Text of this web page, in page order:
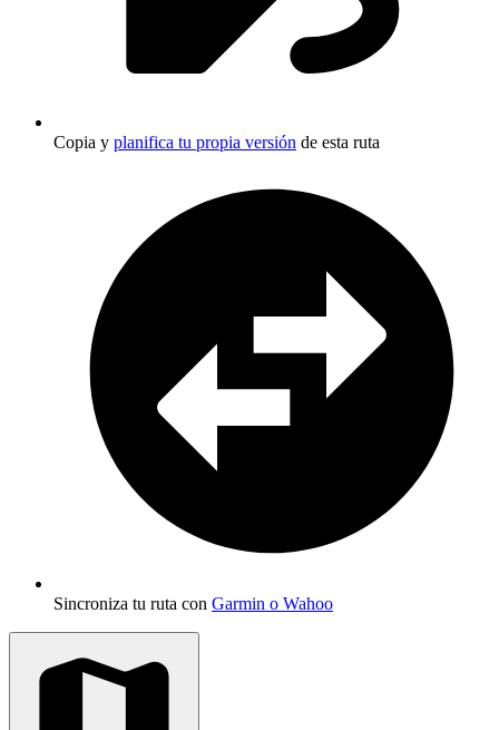
Copia y planifica tu propia versión de esta ruta
Sincroniza tu ruta con Garmin o Wahoo